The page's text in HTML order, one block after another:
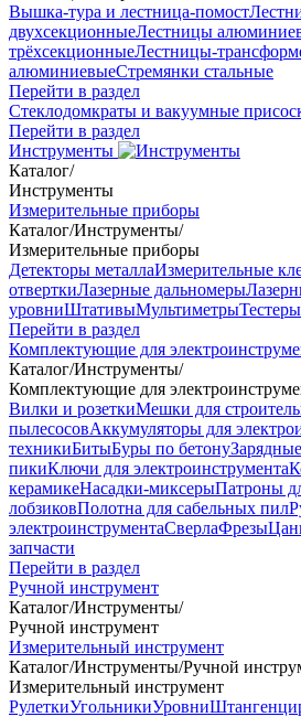
Вышка-тура и лестница-помост
двухсекционныеЛестницы
трёхсекционныеЛестницы-
алюминиевыеСтремянки стальные
Перейти в раздел
Стеклодомкраты и вакуумные
Перейти в раздел
Инструменты
Каталог/
Инструменты
Измерительные приборы
Каталог/Инструменты/
Измерительные приборы
Детекторы металлаИзмерительные
отверткиЛазерные дальномеры
уровниШтативыМультиметры
Перейти в раздел
Комплектующие для
Каталог/Инструменты/
Комплектующие для
Вилки и розеткиМешки для
пылесосовАккумуляторы для
техникиБитыБуры по бетону
пикиКлючи для электроинструмента
керамикеНасадки-миксерыПатроны
лобзиковПолотна для сабельных пил
электроинструментаСверлаФрезы
запчасти
Перейти в раздел
Ручной инструмент
Каталог/Инструменты/
Ручной инструмент
Измерительный инструмент
Каталог/Инструменты/Ручной
Измерительный инструмент
РулеткиУгольникиУровни